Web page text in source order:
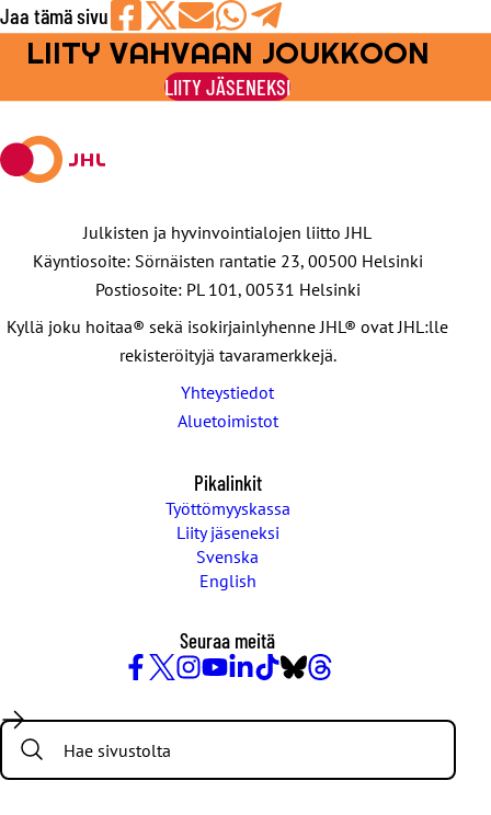
Jaa tämä sivu
Jaa
Facebookissa
Jaa
viestipalvelu
X:ssä
Jaa
sähköpostilla
Jaa
WhatsAppilla
Jaa
Telegramilla
LIITY VAHVAAN JOUKKOON
LIITY JÄSENEKSI
Julkisten ja hyvinvointialojen liitto JHL
Käyntiosoite: Sörnäisten rantatie 23, 00500 Helsinki
Postiosoite: PL 101, 00531 Helsinki
Kyllä joku hoitaa® sekä isokirjainlyhenne JHL® ovat JHL:lle
rekisteröityjä tavaramerkkejä.
Yhteystiedot
Aluetoimistot
Pikalinkit
Työttömyyskassa
Liity jäseneksi
Svenska
English
Seuraa meitä
/
Twitter
Search: